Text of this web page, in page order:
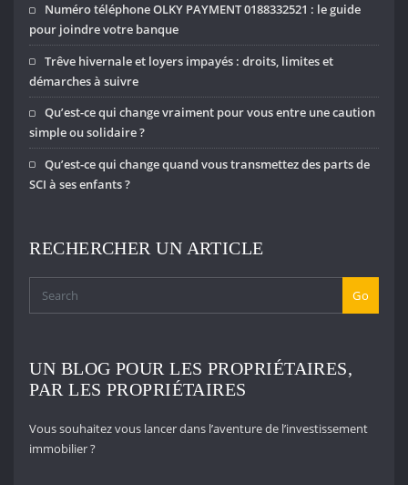
Numéro téléphone OLKY PAYMENT 0188332521 : le guide
pour joindre votre banque
Trêve hivernale et loyers impayés : droits, limites et
démarches à suivre
Qu’est-ce qui change vraiment pour vous entre une caution
simple ou solidaire ?
Qu’est-ce qui change quand vous transmettez des parts de
SCI à ses enfants ?
RECHERCHER UN ARTICLE
Go
UN BLOG POUR LES PROPRIÉTAIRES,
PAR LES PROPRIÉTAIRES
Vous souhaitez vous lancer dans l’aventure de l’investissement
immobilier ?